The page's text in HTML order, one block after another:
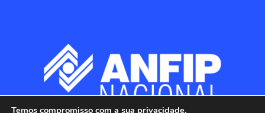
Temos compromisso com a sua privacidade.